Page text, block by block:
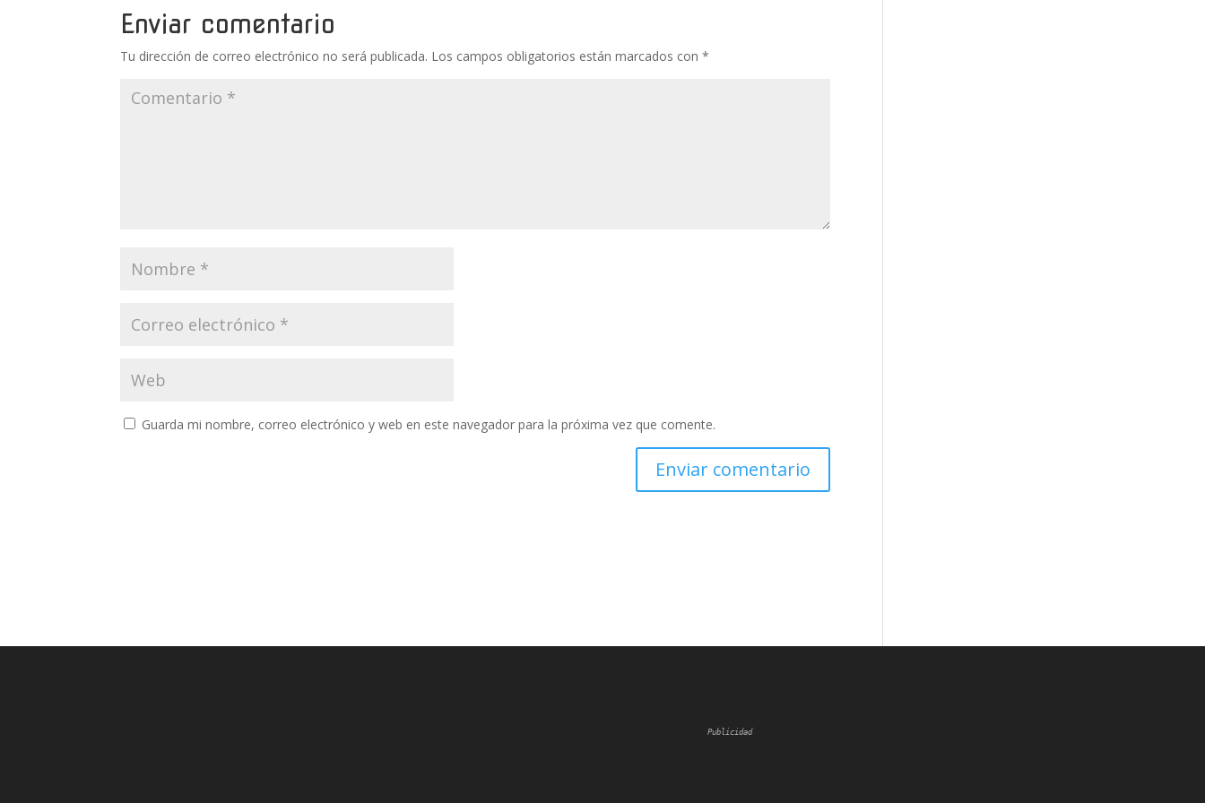
k p r
Enviar comentario
Tu dirección de correo electrónico no será publicada. Los campos obligatorios están marcados con*
Guarda mi nombre, correo electrónico y web en este navegador para la próxima vez que comente.
Publicidad